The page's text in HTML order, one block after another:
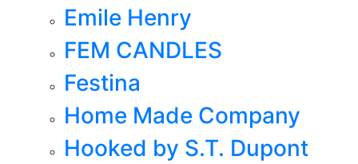
Emile Henry
FEM CANDLES
Festina
Home Made Company
Hooked by S.T. Dupont